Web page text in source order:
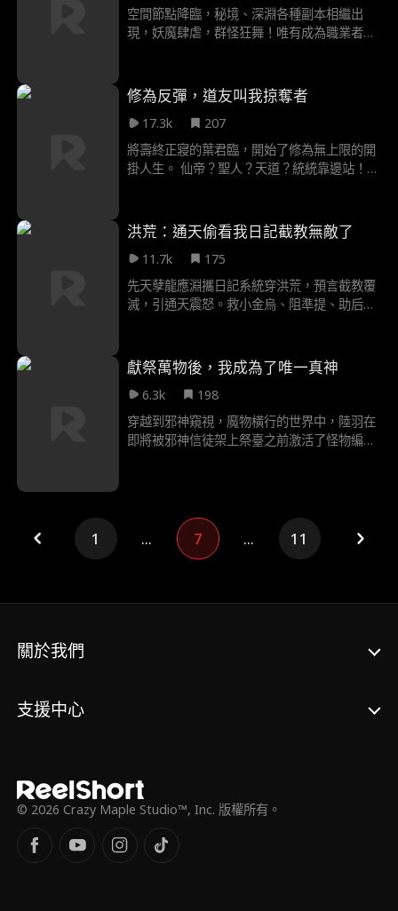
空間節點降臨，秘境、深淵各種副本相繼出
現，妖魔肆虐，群怪狂舞！唯有成為職業者！
無數人的嘲笑中，他默默點開了系統，不按套
路出牌，公然驚豔了所有人！
修為反彈，道友叫我掠奪者
17.3k
207
將壽終正寢的葉君臨，開始了修為無上限的開
掛人生。 仙帝？聖人？天道？統統靠邊站！
帖； 二徒弟是白髮蘿莉，擁有最強仙體，實力
驚人，卻熱衷做美食，乖乖伺候師尊； 三徒弟
是聲名狼藉的刀魔，瘋瘋癲癲，只聽師尊一人
命令； 四徒弟是社恐的大蘑菇，修煉青帝長生
訣，擁有青帝命格，卻常常擔心被師尊熬成蘑
手。”
洪荒：通天偷看我日記截教無敵了
11.7k
175
先天孽龍應淵攜日記系統穿洪荒，預言截教覆
滅，引通天震怒。救小金烏、阻準提、助后土
啟！
獻祭萬物後，我成為了唯一真神
6.3k
198
穿越到邪神窺視，魔物橫行的世界中，陸羽在
即將被邪神信徒架上祭臺之前激活了怪物編輯
1 ... 7 ... 11
關於我們
支援中心
© 2026 Crazy Maple Studio™, Inc. 版權所有。